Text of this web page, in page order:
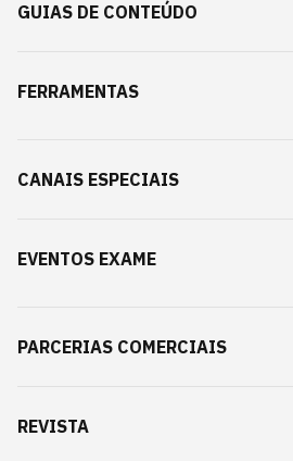
GUIAS DE CONTEÚDO
FERRAMENTAS
CANAIS ESPECIAIS
EVENTOS EXAME
PARCERIAS COMERCIAIS
REVISTA